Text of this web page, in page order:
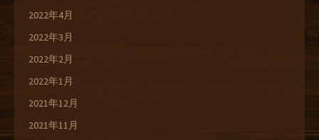
2022年4月
2022年3月
2022年2月
2022年1月
2021年12月
2021年11月